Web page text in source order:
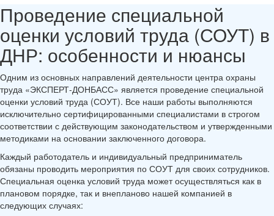
Проведение специальной
оценки условий труда (СОУТ) в
ДНР: особенности и нюансы
Одним из основных направлений деятельности центра охраны
труда «ЭКСПЕРТ-ДОНБАСС» является проведение специальной
оценки условий труда (СОУТ). Все наши работы выполняются
исключительно сертифицированными специалистами в строгом
соответствии с действующим законодательством и утвержденными
методиками на основании заключенного договора.
Каждый работодатель и индивидуальный предприниматель
обязаны проводить мероприятия по СОУТ для своих сотрудников.
Специальная оценка условий труда может осуществляться как в
плановом порядке, так и внепланово нашей компанией в
следующих случаях: